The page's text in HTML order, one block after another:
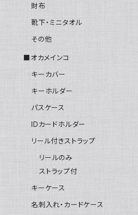
財布
靴下・ミニタオル
その他
■オカメインコ
キーカバー
キーホルダー
パスケース
IDカードホルダー
リール付きストラップ
リールのみ
ストラップ付
キーケース
名刺入れ・カードケース